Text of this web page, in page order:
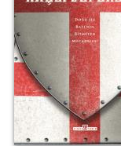
Haçlı Seferleri